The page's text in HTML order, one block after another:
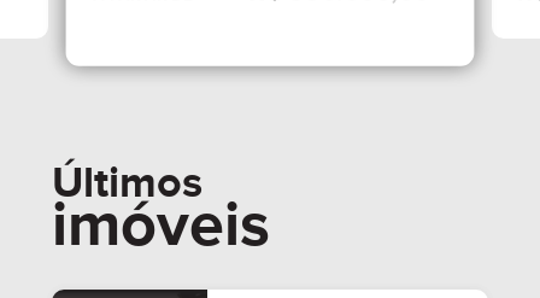
Últimos
imóveis